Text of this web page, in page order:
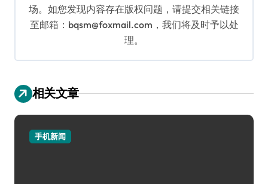
场。如您发现内容存在版权问题，请提交相关链接
至邮箱：bqsm@foxmail.com，我们将及时予以处
理。
相关文章
手机新闻